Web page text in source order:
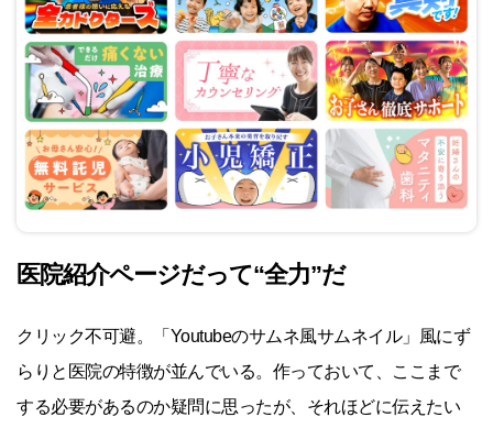
医院紹介ページだって“全力”だ
クリック不可避。「Youtubeのサムネ風サムネイル」風にず
らりと医院の特徴が並んでいる。作っておいて、ここまで
する必要があるのか疑問に思ったが、それほどに伝えたい